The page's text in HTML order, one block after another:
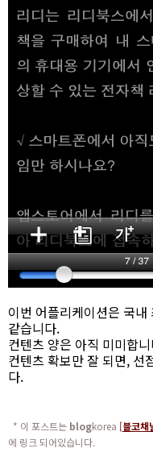
이번 어플리케이션은 국
같습니다.
컨텐츠 양은 아직 미미합
컨텐츠 확보만 잘 되면, 선
다.
* 이 포스트는 blogkorea [블코채
에 링크 되어있습니다.